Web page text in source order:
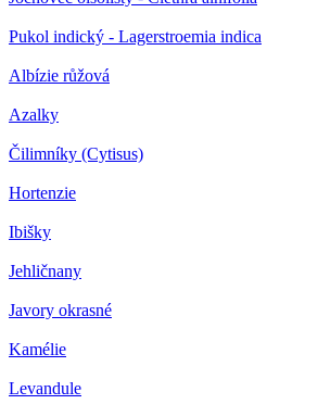
Pukol indický - Lagerstroemia indica
Albízie růžová
Azalky
Čilimníky (Cytisus)
Hortenzie
Ibišky
Jehličnany
Javory okrasné
Kamélie
Levandule